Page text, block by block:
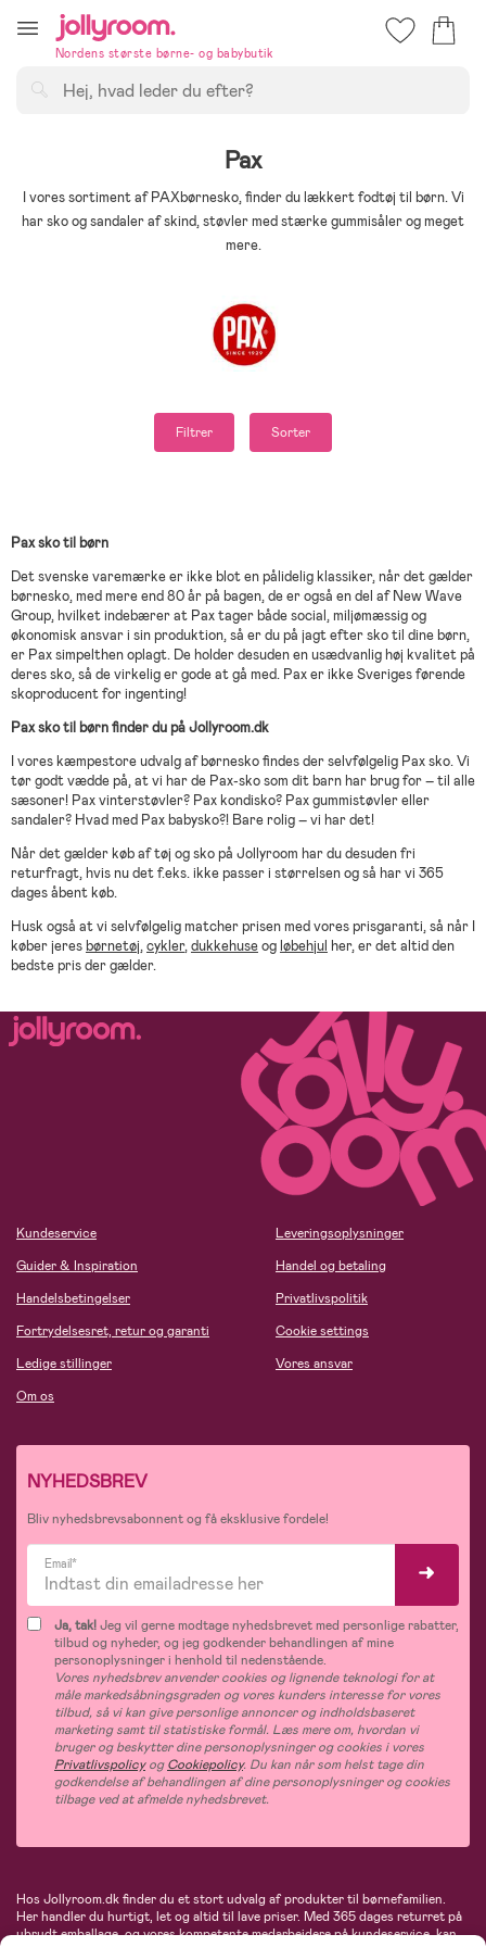
till
innehålletNordens største børne- og babybutik
Pax
I vores sortiment af PAXbørnesko, finder du lækkert fodtøj til børn. Vi
har sko og sandaler af skind, støvler med stærke gummisåler og meget
mere.
Filtrer Sorter
Pax sko til børn
Det svenske varemærke er ikke blot en pålidelig klassiker, når det gælder
børnesko, med mere end 80 år på bagen, de er også en del af New Wave
Group, hvilket indebærer at Pax tager både social, miljømæssig og
økonomisk ansvar i sin produktion, så er du på jagt efter sko til dine børn,
er Pax simpelthen oplagt. De holder desuden en usædvanlig høj kvalitet på
deres sko, så de virkelig er gode at gå med. Pax er ikke Sveriges førende
skoproducent for ingenting!
Pax sko til børn finder du på Jollyroom.dk
I vores kæmpestore udvalg af børnesko findes der selvfølgelig Pax sko. Vi
tør godt vædde på, at vi har de Pax-sko som dit barn har brug for – til alle
sæsoner! Pax vinterstøvler? Pax kondisko? Pax gummistøvler eller
sandaler? Hvad med Pax babysko?! Bare rolig – vi har det!
Når det gælder køb af tøj og sko på Jollyroom har du desuden fri
returfragt, hvis nu det f.eks. ikke passer i størrelsen og så har vi 365
dages åbent køb.
Husk også at vi selvfølgelig matcher prisen med vores prisgaranti, så når I
køber jeresbørnetøj,cykler,dukkehuseogløbehjul her, er det altid den
bedste pris der gælder.
Kundeservice
Guider & Inspiration
Handelsbetingelser
Fortrydelsesret, retur og garanti
Ledige stillinger
Om os
Leveringsoplysninger
Handel og betaling
Privatlivspolitik
Cookie settings
Vores ansvar
NYHEDSBREV
Bliv nyhedsbrevsabonnent og få eksklusive fordele!
Email*
Ja, tak!Jeg vil gerne modtage nyhedsbrevet med personlige rabatter,
tilbud og nyheder, og jeg godkender behandlingen af mine
personoplysninger i henhold til nedenstående.
Vores nyhedsbrev anvender cookies og lignende teknologi for at
måle markedsåbningsgraden og vores kunders interesse for vores
tilbud, så vi kan give personlige annoncer og indholdsbaseret
marketing samt til statistiske formål. Læs mere om, hvordan vi
bruger og beskytter dine personoplysninger og cookies i vores
PrivatlivspolicyogCookiepolicy. Du kan når som helst tage din
godkendelse af behandlingen af dine personoplysninger og cookies
tilbage ved at afmelde nyhedsbrevet.
Hos Jollyroom.dk finder du et stort udvalg af produkter til børnefamilien.
Her handler du hurtigt, let og altid til lave priser. Med 365 dages returret på
ubrudt emballage, og vores kompetente medarbejdere på kundeservice, kan